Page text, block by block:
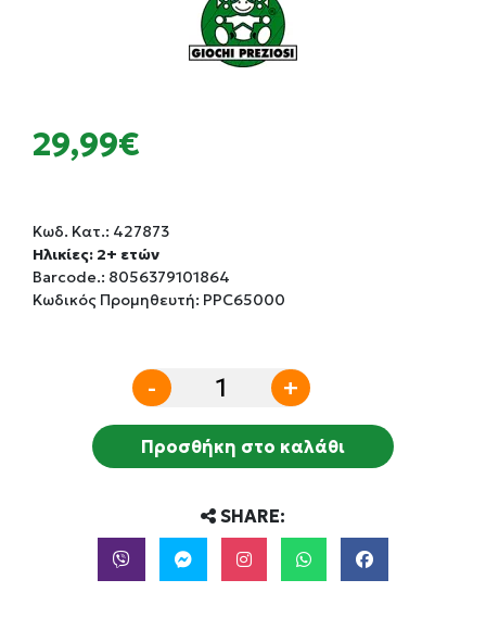
29,99€
Κωδ. Κατ.: 427873
Ηλικίες: 2+ ετών
Barcode.: 8056379101864
Κωδικός Προμηθευτή: PPC65000
- +
Προσθήκη στο καλάθι
SHARE: